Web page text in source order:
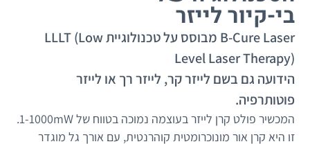
בי-קיור לייזר
B-Cure Laser מבוסס על טכנולוגיית LLLT (Low
Level Laser Therapy)
הידועה גם בשם לייזר קר, לייזר רך או לייזר
פוטותרפיה.
המכשיר פולט קרן לייזר בעוצמה נמוכה בטווח של 1-1000mW.
זו היא קרן אור מונוכרומטית קוהרנטית, עם אורך גל מוגדר